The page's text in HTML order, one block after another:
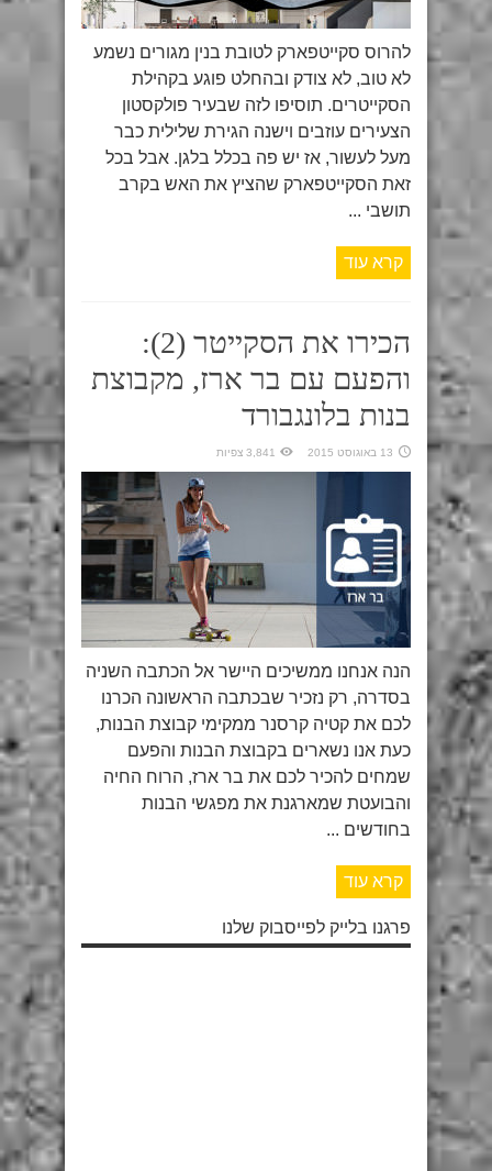
להרוס סקייטפארק לטובת בנין מגורים נשמע
לא טוב, לא צודק ובהחלט פוגע בקהילת
הסקייטרים. תוסיפו לזה שבעיר פולקסטון
הצעירים עוזבים וישנה הגירת שלילית כבר
מעל לעשור, אז יש פה בכלל בלגן. אבל בכל
זאת הסקייטפארק שהציץ את האש בקרב
תושבי ...
קרא עוד
הכירו את הסקייטר (2):
והפעם עם בר ארז, מקבוצת
בנות בלונגבורד
13 באוגוסט 2015 3,841 צפיות
הנה אנחנו ממשיכים היישר אל הכתבה השניה
בסדרה, רק נזכיר שבכתבה הראשונה הכרנו
לכם את קטיה קרסנר ממקימי קבוצת הבנות,
כעת אנו נשארים בקבוצת הבנות והפעם
שמחים להכיר לכם את בר ארז, הרוח החיה
והבועטת שמארגנת את מפגשי הבנות
בחודשים ...
קרא עוד
פרגנו בלייק לפייסבוק שלנו